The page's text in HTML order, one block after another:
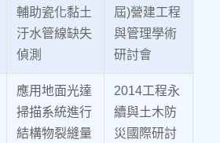
輔助瓷化黏土
汙水管線缺失
偵測
屆)營建工程
與管理學術
研討會
應用地面光達
掃描系統進行
結構物裂縫量
2014工程永
續與土木防
災國際研討